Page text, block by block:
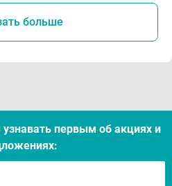
больше
первым об акцияx и